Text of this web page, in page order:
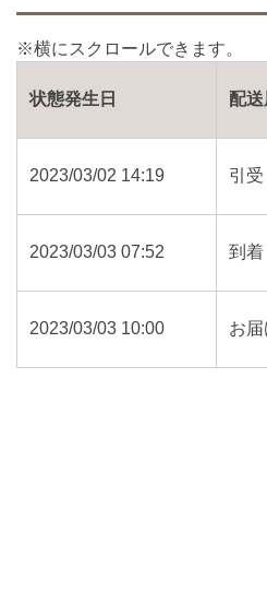
状態発生日 配
2023/03/02 14:19 引受
2023/03/03 07:52 到着
2023/03/03 10:00 お